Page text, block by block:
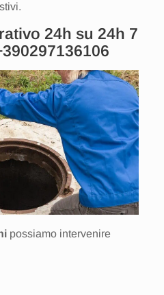
24h su 24h 7
possiamo intervenire